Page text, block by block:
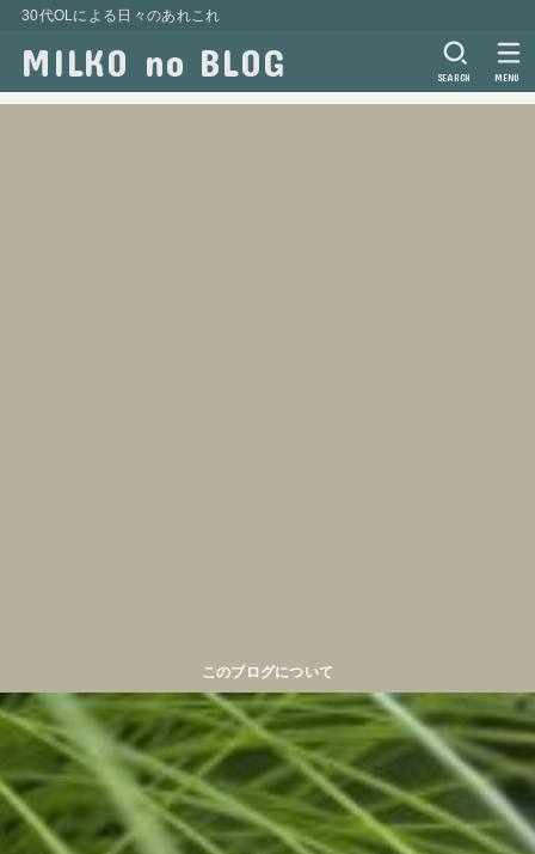
30代OLによる日々のあれこれ
MILKO no BLOG SEARCH MENU
このブログについて